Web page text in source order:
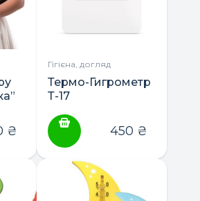
₴
Гігієна, догляд
Термо-Гигрометр
Т-17
450 ₴